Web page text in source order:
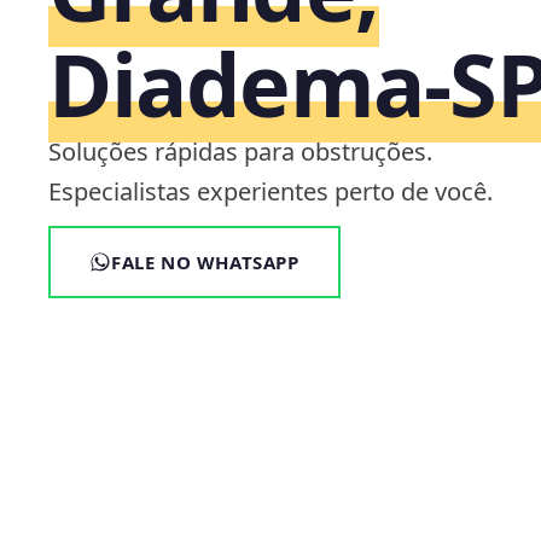
Soluções rápidas para obstruções.
Especialistas experientes perto de você.
FALE NO WHATSAPP